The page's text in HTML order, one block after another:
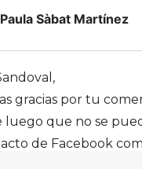
Paula Sàbat Martínez
gracias por tu
luego que no se
de Facebook